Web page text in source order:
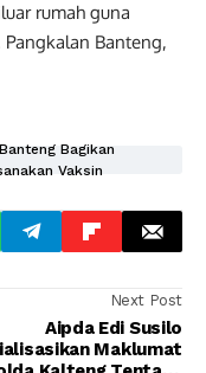
rumah guna
Banteng,
Bagikan
Vaksin
Next Post
Aipda Edi Susilo
Maklumat